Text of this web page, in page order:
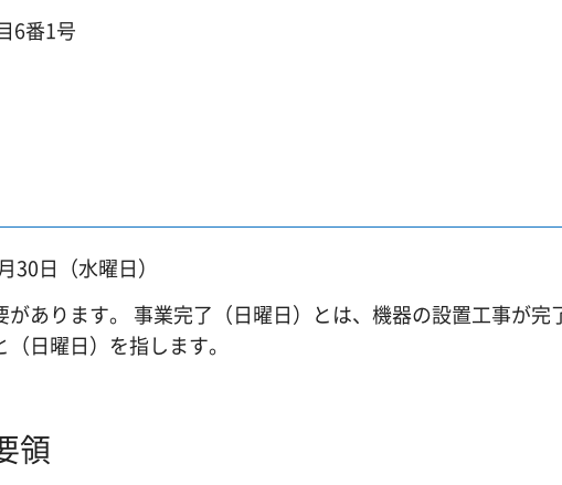
6番1号
日（水曜日）
あります。 事業完了（日曜日）とは、機器の設置工事が完
日曜日）を指します。
領